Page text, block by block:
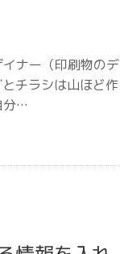
ナー（印刷物のデ
チラシは山ほど作
分…